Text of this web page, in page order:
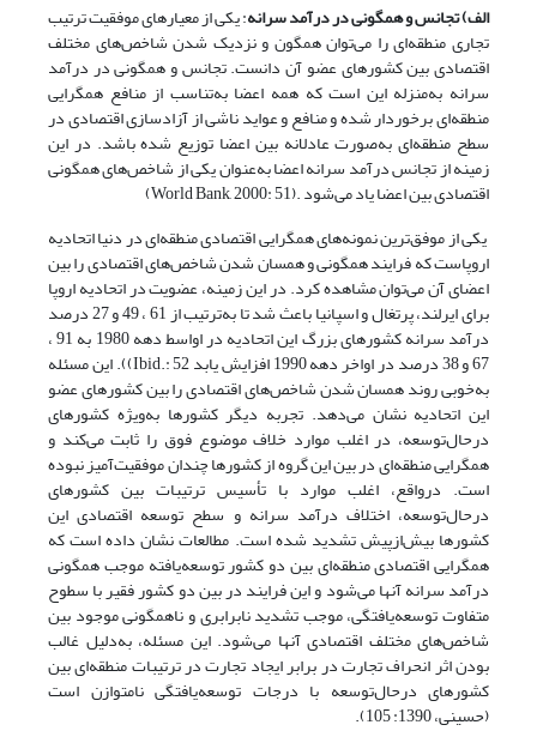
الف) تجانس و همگونی در درآمد سرانه: یکی از معیارهای موفقیت ترتیب
تجاری منطقه‌ای را می‌توان همگون و نزدیک شدن شاخص‌های مختلف
اقتصادی بین کشورهای عضو آن دانست. تجانس و همگونی در درآمد
سرانه به‌منزله این است که همه اعضا به‌تناسب از منافع همگرایی
منطقه‌ای برخوردار شده و منافع و عواید ناشی از آزادسازی اقتصادی در
سطح منطقه‌ای به‌صورت عادلانه بین اعضا توزیع شده باشد. در این
زمینه از تجانس درآمد سرانه اعضا به‌عنوان یکی از شاخص‌های همگونی
اقتصادی بین اعضا یاد می‌شود .(World Bank, 2000: 51)
یکی از موفق‌ترین نمونه‌های همگرایی اقتصادی منطقه‌ای در دنیا اتحادیه
اروپاست که فرایند همگونی و همسان شدن شاخص‌های اقتصادی را بین
اعضای آن می‌توان مشاهده کرد. در این زمینه، عضویت در اتحادیه اروپا
برای ایرلند، پرتغال و اسپانیا باعث شد تا به‌ترتیب از 61 ، 49 و 27 درصد
درآمد سرانه کشورهای بزرگ این اتحادیه در اواسط دهه 1980 به 91 ،
67 و 38 درصد در اواخر دهه 1990 افزایش یابد Ibid.: 52)). این مسئله
به‌خوبی روند همسان شدن شاخص‌های اقتصادی را بین کشورهای عضو
این اتحادیه نشان‌ می‌دهد. تجربه دیگر کشورها به‌ویژه کشورهای
درحال‌توسعه، در اغلب موارد خلاف موضوع فوق را ثابت می‌کند و
همگرایی منطقه‌ای در بین این گروه از کشورها چندان موفقیت‌آمیز نبوده
است. درواقع، اغلب موارد با تأسیس ترتیبات بین کشورهای
درحال‌توسعه، اختلاف درآمد سرانه و سطح توسعه اقتصادی این
کشورها بیش‌از‌پیش تشدید شده است. مطالعات نشان داده است که
همگرایی اقتصادی منطقه‌ای بین دو کشور توسعه‌یافته موجب همگونی
درآمد سرانه آنها می‌شود و این فرایند در بین دو کشور فقیر با سطوح
متفاوت توسعهیافتگی، موجب تشدید نابرابری و ناهمگونی موجود بین
شاخص‌های مختلف اقتصادی آنها می‌شود. این مسئله، به‌دلیل غالب
بودن اثر انحراف تجارت در برابر ایجاد تجارت در ترتیبات منطقه‌ای بین
کشورهای درحال‌توسعه با درجات توسعهیافتگی نامتوازن است
(حسینی، 1390: 105).